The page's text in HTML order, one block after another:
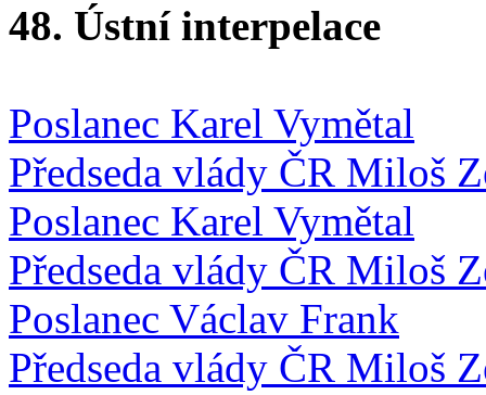
48. Ústní interpelace
Poslanec Karel Vymětal
Předseda vlády ČR Miloš
Poslanec Karel Vymětal
Předseda vlády ČR Miloš
Poslanec Václav Frank
Předseda vlády ČR Miloš